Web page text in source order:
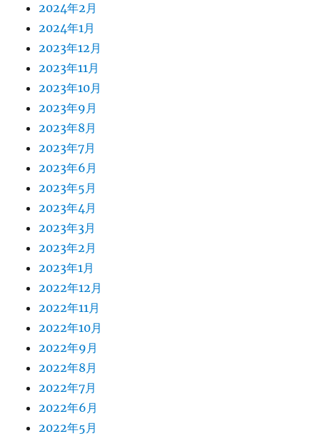
2024年2月
2024年1月
2023年12月
2023年11月
2023年10月
2023年9月
2023年8月
2023年7月
2023年6月
2023年5月
2023年4月
2023年3月
2023年2月
2023年1月
2022年12月
2022年11月
2022年10月
2022年9月
2022年8月
2022年7月
2022年6月
2022年5月